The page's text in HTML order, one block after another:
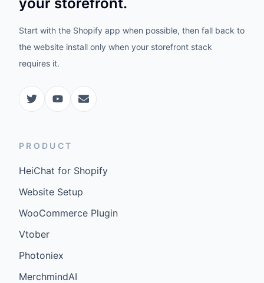
Start with the Shopify app when possible, then fall back to
the website install only when your storefront stack
requires it.
PRODUCT
HeiChat for Shopify
Website Setup
WooCommerce Plugin
Vtober
Photoniex
MerchmindAI